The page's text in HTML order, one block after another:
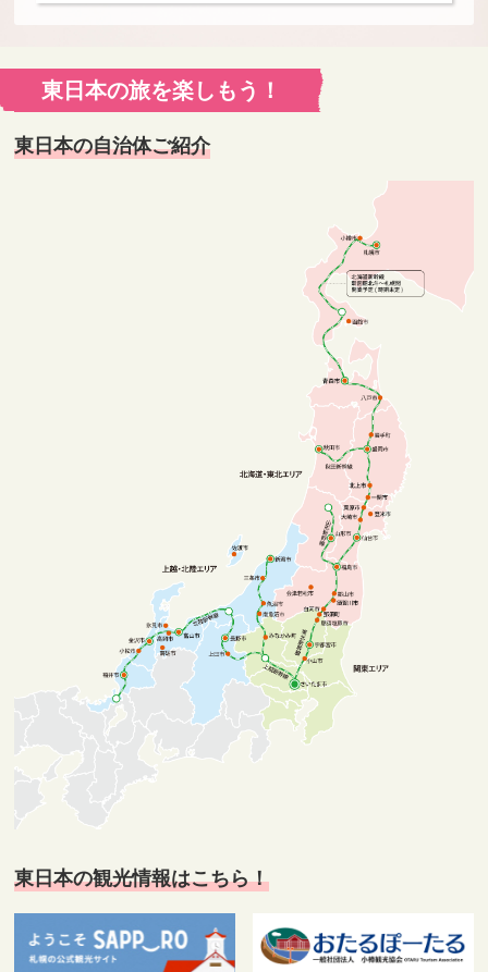
東日本の旅を楽しもう！
東日本の自治体ご紹介
東日本の観光情報はこちら！